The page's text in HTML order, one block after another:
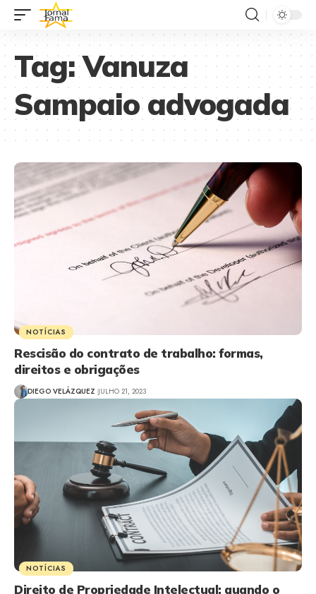
Tag:Vanuza
Sampaio advogada
NOTÍCIAS
Rescisão do contrato de trabalho: formas,
direitos e obrigações
DIEGO VELÁZQUEZ JULHO 21, 2023
NOTÍCIAS
Direito de Propriedade Intelectual: quando o